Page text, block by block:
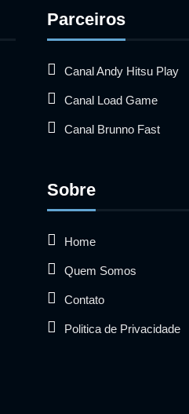
Parceiros
Canal Andy Hitsu Play
Canal Load Game
Canal Brunno Fast
Sobre
Home
Quem Somos
Contato
Politica de Privacidade